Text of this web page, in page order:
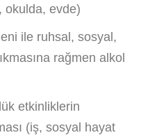
okulda, evde)
ile ruhsal, sosyal,
rağmen alkol
etkinliklerin
(iş, sosyal hayat